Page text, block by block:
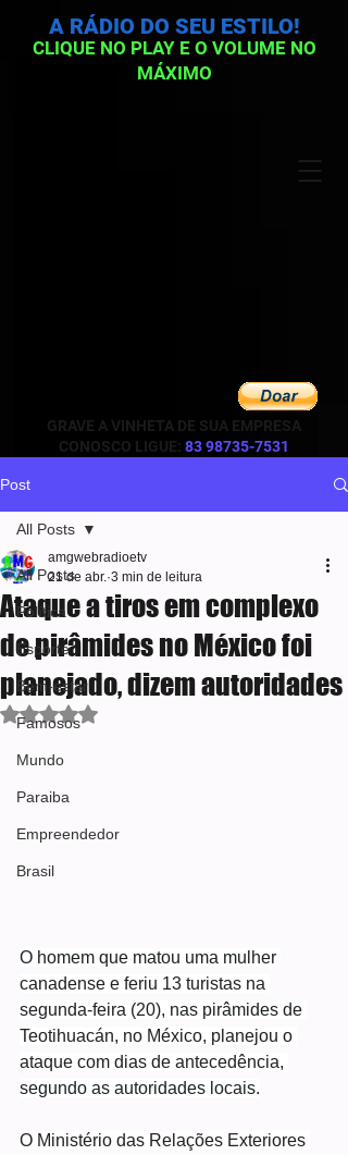
GRAVE A VINHETA DE SUA EMPRESA
CONOSCO LIGUE: 83 98735-7531
CLIQUE NO PLAY E O VOLUME NO
MÁXIMO
A RÁDIO DO SEU ESTILO!
Post
All Posts
Política
Esporte
Bem-estar
Famosos
Mundo
Paraiba
Empreendedor
Brasil
All Posts
Ataque a tiros em complexo
de pirâmides no México foi
planejado, dizem autoridades
amgwebradioetv
21 de abr. 3 min de leitura
Avaliado com NaN de 5 estrelas.
O homem que matou uma mulher
canadense e feriu 13 turistas na
segunda-feira (20), nas pirâmides de
Teotihuacán, no México, planejou o
ataque com dias de antecedência,
segundo as autoridades locais.
O Ministério das Relações Exteriores